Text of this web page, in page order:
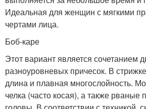
Идеальная для женщин с мягкими
чертами лица.
Боб-каре
Этот вариант является сочетанием
разноуровневых причесок. В
длина и плавная многослойность.
челка (часто косая), а также рваные